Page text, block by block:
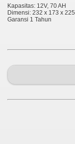
Kapasitas: 12V, 70 AH
Dimensi: 232 x 173 x 225
Garansi 1 Tahun